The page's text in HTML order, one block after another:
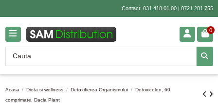
Contact: 031.418.01.00| 0721.281.755
0
Acasa Dieta si wellness Detoxifierea Organismului
Detoxicolon, 60
comprimate, Dacia Plant